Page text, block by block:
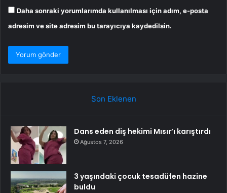
Daha sonraki yorumlarımda kullanılması için adım, e-posta
adresim ve site adresim bu tarayıcıya kaydedilsin.
Son Eklenen
Dans eden diş hekimi Mısır’ı karıştırdı
Ağustos 7, 2026
3 yaşındaki çocuk tesadüfen hazine
buldu